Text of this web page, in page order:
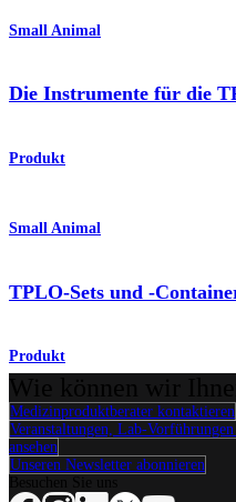
Small Animal
Die Instrumente für die
Produkt
Small Animal
TPLO-Sets und -
Produkt
Medizinproduktberater kontaktieren
Veranstaltungen, Lab-
ansehen
Unseren Newsletter abonnieren